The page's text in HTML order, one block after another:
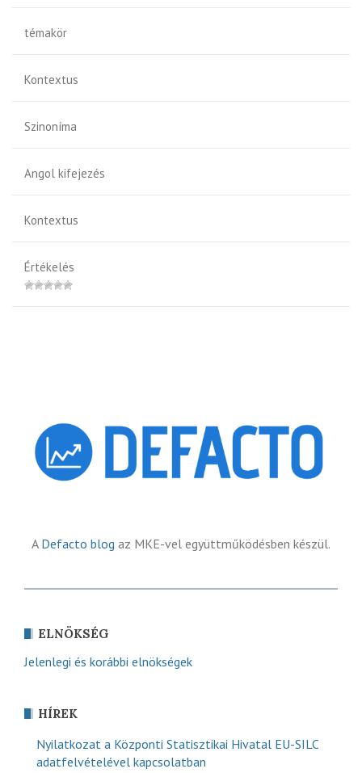
témakör
Kontextus
Szinoníma
Angol kifejezés
Kontextus
Értékelés
A Defacto blog az MKE-vel együttműködésben készül.
ELNÖKSÉG
Jelenlegi és korábbi elnökségek
HÍREK
Nyilatkozat a Központi Statisztikai Hivatal EU-SILC
adatfelvételével kapcsolatban